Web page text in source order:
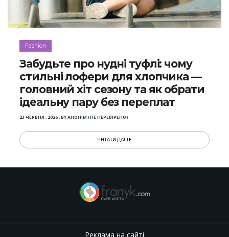
Fashion
Забудьте про нудні туфлі: чому
стильні лофери для хлопчика —
головний хіт сезону та як обрати
ідеальну пару без переплат
23 ЧЕРВНЯ , 2026,BYАНОНІМ (НЕ ПЕРЕВІРЕНО)
ЧИТАТИ ДАЛІ
Реклама на сайті